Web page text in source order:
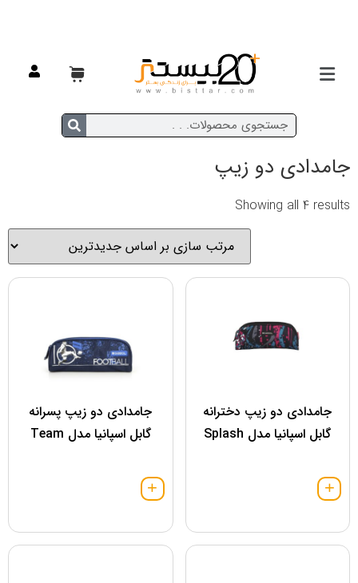
/ محصولات برچسب خورده “جامدادی دو زیپ”
جامدادی دو زیپ
Showing all 4 results
جامدادی دو زیپ دخترانه
گابل اسپانیا مدل Splash
جامدادی دو زیپ پسرانه
گابل اسپانیا مدل Team